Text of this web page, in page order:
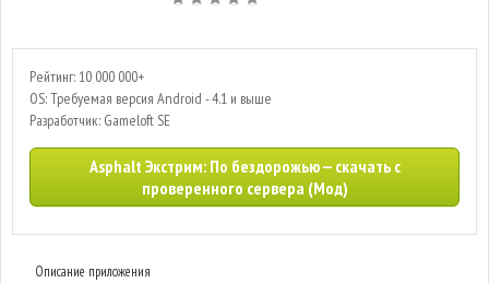
Рейтинг: 10 000 000+
OS: Требуемая версия Android - 4.1 и выше
Разработчик: Gameloft SE
Asphalt Экстрим: По бездорожью — скачать с
проверенного сервера (Мод)
Описание приложения